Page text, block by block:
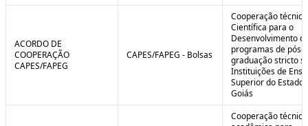
ACORDO DE
COOPERAÇÃO
CAPES/FAPEG
CAPES/FAPEG - Bolsas
Cooperação
Científica para o
Desenvolvimento
programas de pós-
graduação stricto
Instituições de
Superior do Estado
Goiás
Cooperação